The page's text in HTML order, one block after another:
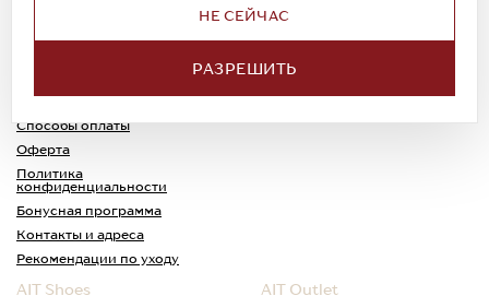
НЕ СЕЙЧАС
РАЗРЕШИТЬ
Все права защищены
Доставка
Способы оплаты
Оферта
Политика
конфиденциальности
Обмен и возврат
Каспи-Ред
Бонусная программа
Контакты и адреса
Рекомендации по уходу
AIT Shoes AIT Outlet